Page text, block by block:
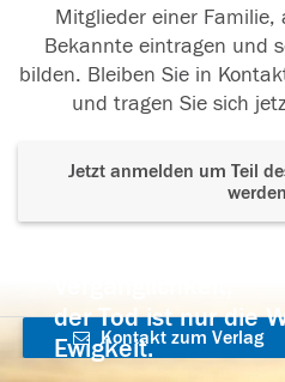
Mitglieder einer Familie,
Bekannte eintragen und
bilden. Bleiben Sie in
und tragen Sie sich
Jetzt anmelden um Teil
der Tod ist nur die
Ewigkeit.
Kontakt zum Verlag